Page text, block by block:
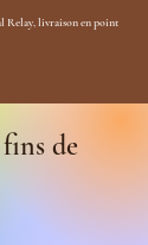
Relay, livraison en point
de